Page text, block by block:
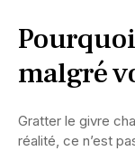
malgré
Gratter le givre
réalité, ce n’est